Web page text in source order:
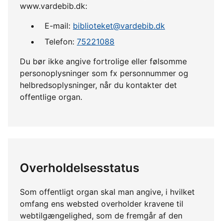
www.vardebib.dk:
E-mail: biblioteket@vardebib.dk
Telefon: 75221088
Du bør ikke angive fortrolige eller følsomme
personoplysninger som fx personnummer og
helbredsoplysninger, når du kontakter det
offentlige organ.
Overholdelsesstatus
Som offentligt organ skal man angive, i hvilket
omfang ens websted overholder kravene til
webtilgængelighed, som de fremgår af den